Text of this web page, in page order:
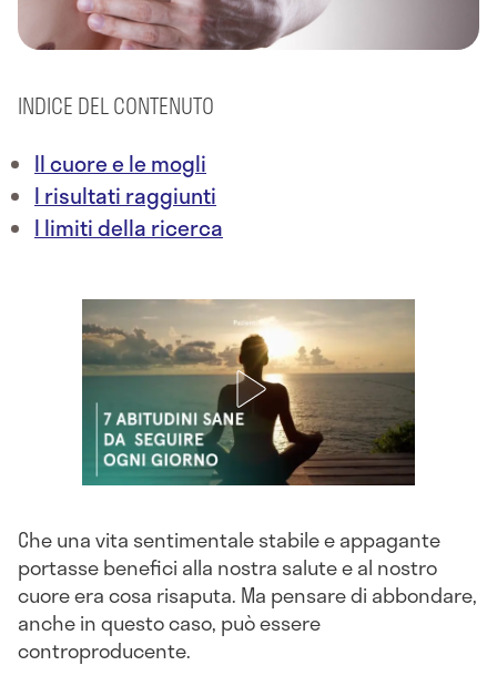
INDICE DEL CONTENUTO
Il cuore e le mogli
I risultati raggiunti
I limiti della ricerca
Che una vita sentimentale stabile e appagante
portasse benefici alla nostra salute e al nostro
cuore era cosa risaputa. Ma pensare di abbondare,
anche in questo caso, può essere
controproducente.